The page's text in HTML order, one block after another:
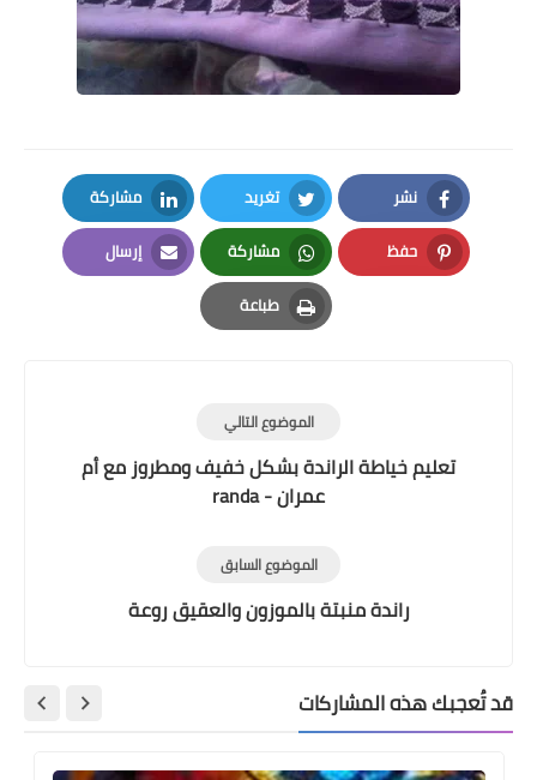
نشر
Facebook
تغريد
Twitter
مشاركة
LinkedIn
حفظ
Pinterest
مشاركة
Whatsapp
إرسال
Email
طباعة
Print
الموضوع التالي
تعليم خياطة الراندة بشكل خفيف ومطروز مع أم
عمران - randa
الموضوع السابق
راندة منبتة بالموزون والعقيق روعة
قد تُعجبك هذه المشاركات